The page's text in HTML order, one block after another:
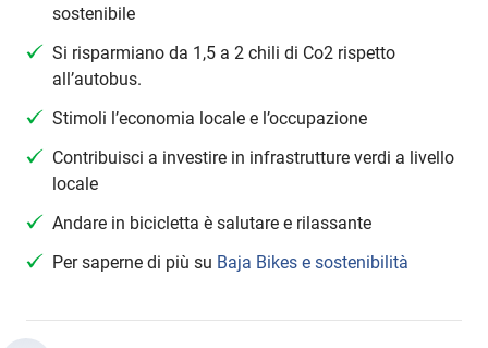
sostenibile
Si risparmiano da 1,5 a 2 chili di Co2 rispetto
all’autobus.
Stimoli l’economia locale e l’occupazione
Contribuisci a investire in infrastrutture verdi a livello
locale
Andare in bicicletta è salutare e rilassante
Per saperne di più su Baja Bikes e sostenibilità